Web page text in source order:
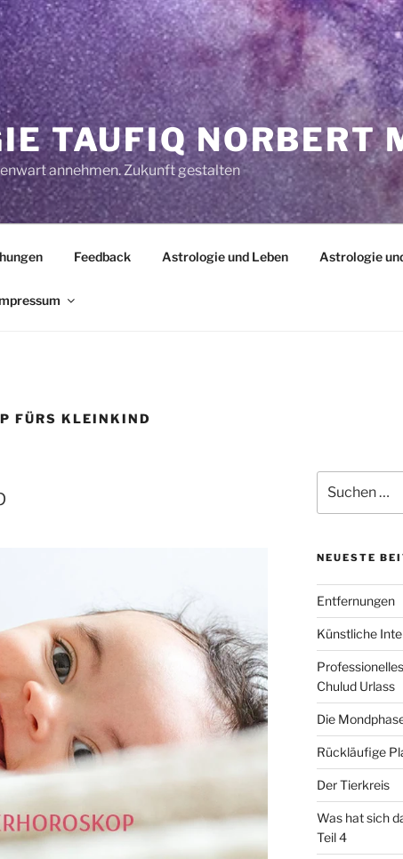
TAUFIQ NORBERT
annehmen. Zukunft gestalten
Feedback Astrologie und Leben Astrologie
FÜRS KLEINKIND
nach:
NEUESTE
Entfernungen
Künstliche
Chulud Urlass
Die
Rückläufige
Der Tierkreis
Was hat sich
Teil 4